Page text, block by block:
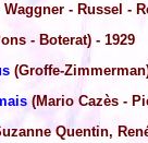
Waggner - Russel -
- Boterat) - 1929
(Groffe-
(Mario Cazès -
Quentin,